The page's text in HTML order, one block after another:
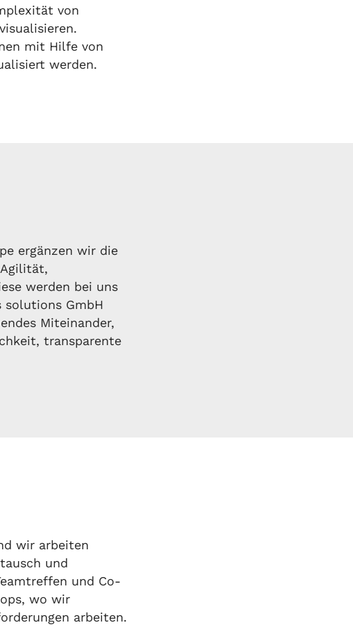
von
mit Hilfe von
werden.
ergänzen wir die
werden bei uns
solutions GmbH
Miteinander,
transparente
wir arbeiten
und
und Co-
wo wir
arbeiten.